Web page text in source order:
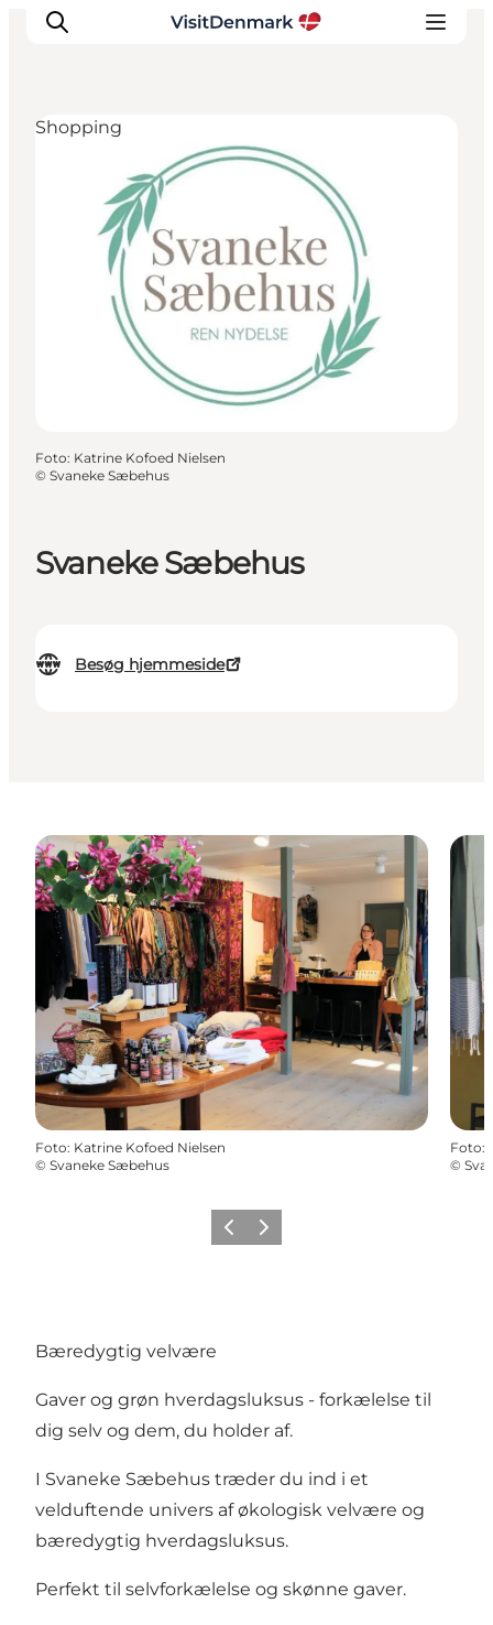
Inspiration
Destinationer
Oplevelser
Overnatning
Planlæg ferien
Svaneke Sæbehus
Besøg hjemmeside
Shopping
Foto: Katrine Kofoed Nielsen
© Svaneke Sæbehus
Foto: Katrine Kofoed Nielsen
© Svaneke Sæbehus
Foto:
©
ForrigeNæste
Bæredygtig velvære
Gaver og grøn hverdagsluksus - forkælelse til
dig selv og dem, du holder af.
I Svaneke Sæbehus træder du ind i et
velduftende univers af økologisk velvære og
bæredygtig hverdagsluksus.
Perfekt til selvforkælelse og skønne gaver.